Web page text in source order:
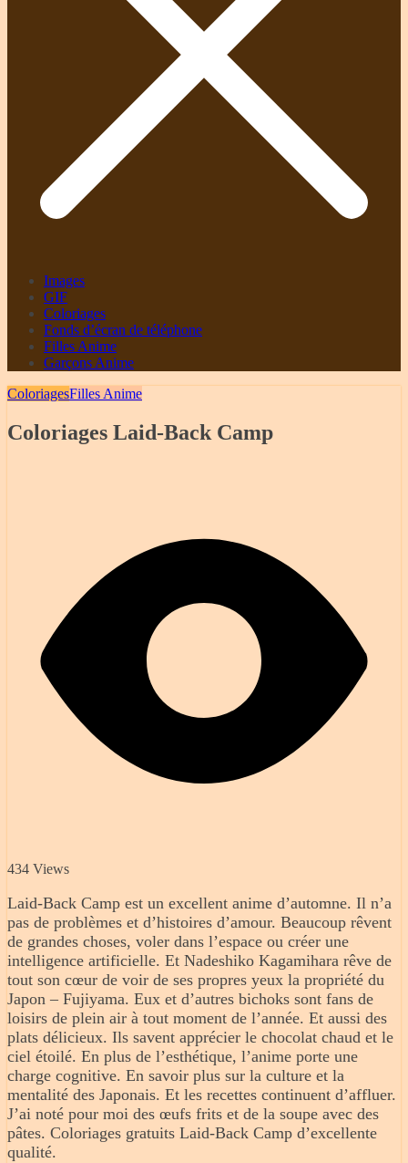
Images
GIF
Coloriages
Fonds d’écran de téléphone
Filles Anime
Garçons Anime
ColoriagesFilles Anime
Coloriages Laid-Back Camp
434 Views
Laid-Back Camp est un excellent anime d’automne. Il n’a
pas de problèmes et d’histoires d’amour. Beaucoup rêvent
de grandes choses, voler dans l’espace ou créer une
intelligence artificielle. Et Nadeshiko Kagamihara rêve de
tout son cœur de voir de ses propres yeux la propriété du
Japon – Fujiyama. Eux et d’autres bichoks sont fans de
loisirs de plein air à tout moment de l’année. Et aussi des
plats délicieux. Ils savent apprécier le chocolat chaud et le
ciel étoilé. En plus de l’esthétique, l’anime porte une
charge cognitive. En savoir plus sur la culture et la
mentalité des Japonais. Et les recettes continuent d’affluer.
J’ai noté pour moi des œufs frits et de la soupe avec des
pâtes. Coloriages gratuits Laid-Back Camp d’excellente
qualité.